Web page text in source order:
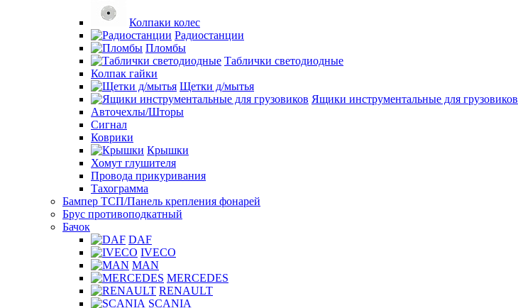
Колпаки колес
Радиостанции
Пломбы
Таблички светодиодные
Колпак гайки
Щетки д/мытья
Ящики инструментальные для грузовиков
Авточехлы/Шторы
Сигнал
Коврики
Крышки
Хомут глушителя
Провода прикуривания
Тахограмма
Бампер ТСП/Панель крепления фонарей
Брус противоподкатный
Бачок
DAF
IVECO
MAN
MERCEDES
RENAULT
SCANIA